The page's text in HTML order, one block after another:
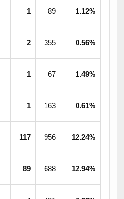
1 89 1.12%
2 355 0.56%
1 67 1.49%
1 163 0.61%
117 956 12.24%
89 688 12.94%